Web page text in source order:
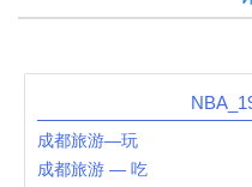
成都旅游—玩
成都旅游 — 吃